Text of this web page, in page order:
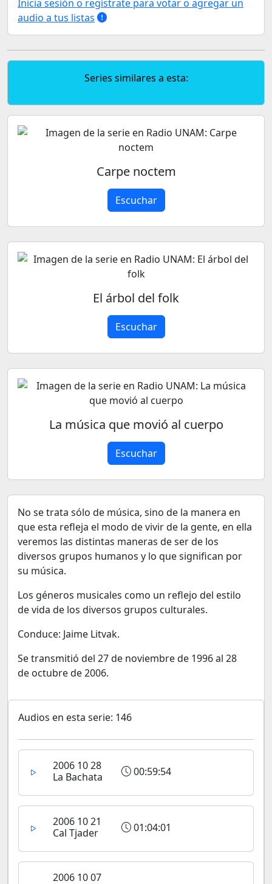
Inicia sesión o regístrate para votar o agregar un
audio a tus listas
Series similares a esta:
Carpe noctem
Escuchar
El árbol del folk
Escuchar
La música que movió al cuerpo
Escuchar
No se trata sólo de música, sino de la manera en
que esta refleja el modo de vivir de la gente, en ella
veremos las distintas maneras de ser de los
diversos grupos humanos y lo que significan por
su música.
Los géneros musicales como un reflejo del estilo
de vida de los diversos grupos culturales.
Conduce: Jaime Litvak.
Se transmitió del 27 de noviembre de 1996 al 28
de octubre de 2006.
Audios en esta serie: 146
2006 10 28
La Bachata
00:59:54
2006 10 21
Cal Tjader
01:04:01
2006 10 07